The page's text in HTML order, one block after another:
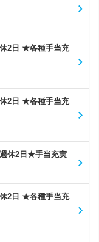
2日 ★各種手当充
2日 ★各種手当充
休2日★手当充実
2日 ★各種手当充